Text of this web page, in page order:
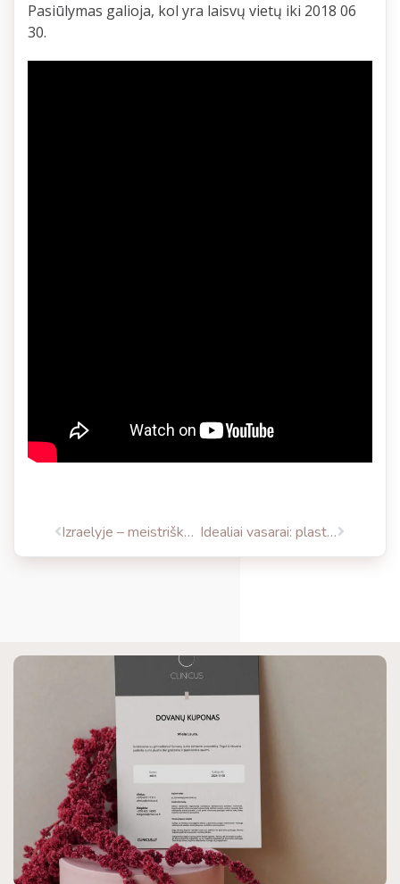
Pasiūlymas galioja, kol yra laisvų vietų iki 2018 06
30.
Izraelyje – meistriškumo mokymai su unikalių krūtų implantų išradėju dr. Jacky Govrin Idealiai vasarai: plastinė operacija + dovana